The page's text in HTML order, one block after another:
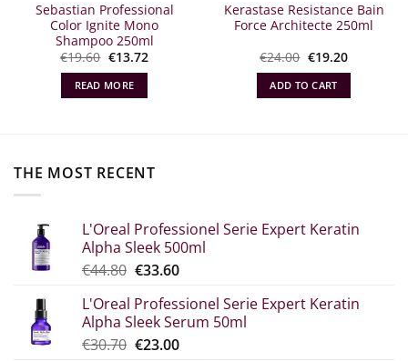
Sebastian Professional
Color Ignite Mono
Shampoo 250ml
€19.60 Original
what:
€19.60.
€13.72Η
€13.72.
READ MORE
Kerastase Resistance Bain
Force Architecte 250ml
€24.00 Original
what:
€24.00.
€19.20Η
€19.20.
ADD TO CART
THE MOST RECENT
L'Oreal Professionel Serie Expert Keratin
Alpha Sleek 500ml
€44.80 Original
was:
€44.80.
€33.60The
price
is:
€33.60.
L'Oreal Professionel Serie Expert Keratin
Alpha Sleek Serum 50ml
€30.70 Original
€23.00Η